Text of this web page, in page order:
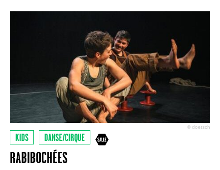
© doetsch
KIDS DANSE/CIRQUE
RABIBOCHÉES